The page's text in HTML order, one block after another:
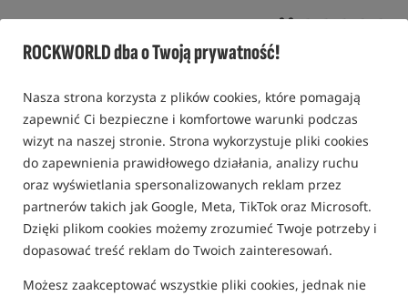
ROCKWORLD dba o Twoją prywatność!
Nasza strona korzysta z plików cookies, które pomagają
zapewnić Ci bezpieczne i komfortowe warunki podczas
wizyt na naszej stronie. Strona wykorzystuje pliki cookies
do zapewnienia prawidłowego działania, analizy ruchu
oraz wyświetlania spersonalizowanych reklam przez
partnerów takich jak Google, Meta, TikTok oraz Microsoft.
Dzięki plikom cookies możemy zrozumieć Twoje potrzeby i
dopasować treść reklam do Twoich zainteresowań.
Możesz zaakceptować wszystkie pliki cookies, jednak nie
0,0
0 opinii | ponad 30 osób kupiło ten produkt